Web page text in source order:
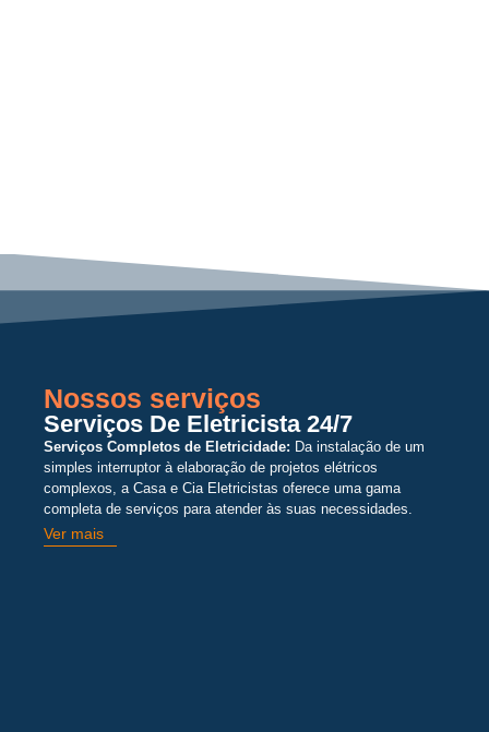
Nossos serviços
Serviços De Eletricista 24/7
Serviços Completos de Eletricidade: Da instalação de um
simples interruptor à elaboração de projetos elétricos
complexos, a Casa e Cia Eletricistas oferece uma gama
completa de serviços para atender às suas necessidades.
Ver mais